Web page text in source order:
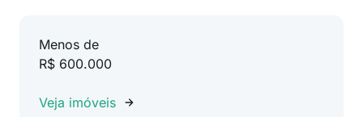
Menos de
R$ 600.000
Veja imóveis